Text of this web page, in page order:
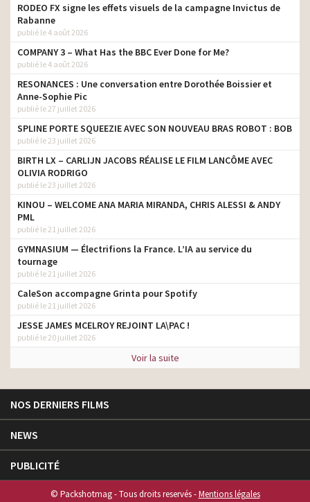
RODEO FX signe les effets visuels de la campagne Invictus de
Rabanne
publié le 4 août 2026
COMPANY 3 – What Has the BBC Ever Done for Me?
publié le 4 août 2026
RESONANCES : Une conversation entre Dorothée Boissier et
Anne-Sophie Pic
publié le 27 juillet 2026
SPLINE PORTE SQUEEZIE AVEC SON NOUVEAU BRAS ROBOT : BOB
publié le 23 juillet 2026
BIRTH LX – CARLIJN JACOBS RÉALISE LE FILM LANCÔME AVEC
OLIVIA RODRIGO
publié le 23 juillet 2026
KINOU – WELCOME ANA MARIA MIRANDA, CHRIS ALESSI & ANDY
PML
publié le 21 juillet 2026
GYMNASIUM — Électrifions la France. L’IA au service du
tournage
publié le 21 juillet 2026
CaleSon accompagne Grinta pour Spotify
publié le 21 juillet 2026
JESSE JAMES MCELROY REJOINT LA\PAC !
publié le 20 juillet 2026
Voir la suite
NOS DERNIERS FILMS
NEWS
PUBLICITÉ
© Packshotmag - Tous droits reservés -Mentions légales